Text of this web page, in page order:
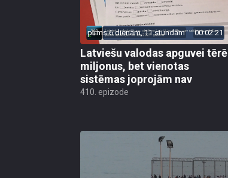
pirms 6 dienām, 11 stundām 00:02:21
Latviešu valodas apguvei tērē
miljonus, bet vienotas
sistēmas joprojām nav
410. epizode